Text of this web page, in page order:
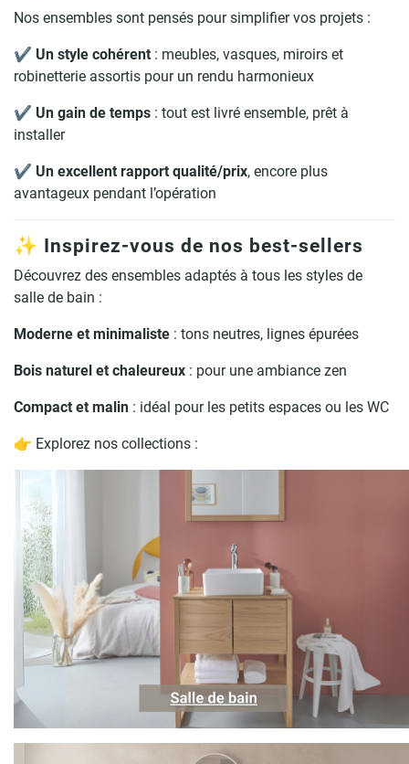
Nos ensembles sont pensés pour simplifier vos projets :
✔️ Un style cohérent : meubles, vasques, miroirs et
robinetterie assortis pour un rendu harmonieux
✔️ Un gain de temps : tout est livré ensemble, prêt à
installer
✔️ Un excellent rapport qualité/prix, encore plus
avantageux pendant l’opération
✨ Inspirez-vous de nos best-sellers
Découvrez des ensembles adaptés à tous les styles de
salle de bain :
Moderne et minimaliste : tons neutres, lignes épurées
Bois naturel et chaleureux : pour une ambiance zen
Compact et malin : idéal pour les petits espaces ou les WC
👉 Explorez nos collections :